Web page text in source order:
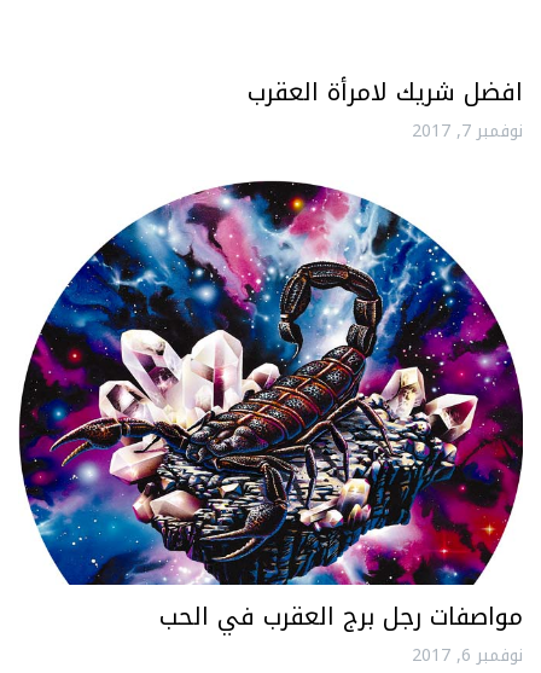
افضل شريك لامرأة العقرب
نوفمبر 7, 2017
مواصفات رجل برج العقرب في الحب
نوفمبر 6, 2017